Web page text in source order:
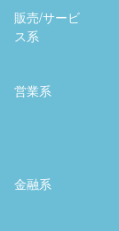
販売/サービ
ス系
営業系
金融系